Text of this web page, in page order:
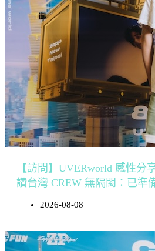
【訪問】UVERworld 感性
讚台灣 CREW 無隔閡：已準
2026-08-08